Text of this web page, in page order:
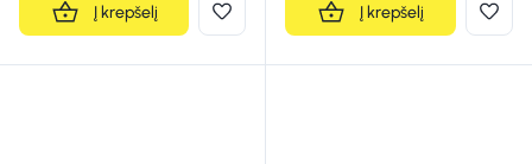
Į krepšelį Į krepšelį